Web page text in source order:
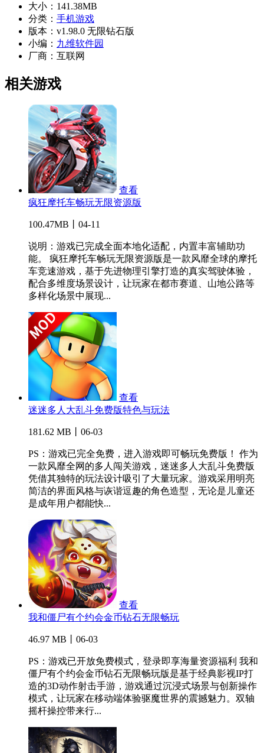
大小： 141.38MB
分类： 手机游戏
版本： v1.98.0 无限钻石版
小编： 九维软件园
厂商： 互联网
相关游戏
查看
疯狂摩托车畅玩无限资源版
100.47MB丨04-11
说明：游戏已完成全面本地化适配，内置丰富辅助功
能。 疯狂摩托车畅玩无限资源版是一款风靡全球的摩托
车竞速游戏，基于先进物理引擎打造的真实驾驶体验，
配合多维度场景设计，让玩家在都市赛道、山地公路等
多样化场景中展现...
查看
迷迷多人大乱斗免费版特色与玩法
181.62 MB丨06-03
PS：游戏已完全免费，进入游戏即可畅玩免费版！ 作为
一款风靡全网的多人闯关游戏，迷迷多人大乱斗免费版
凭借其独特的玩法设计吸引了大量玩家。游戏采用明亮
简洁的界面风格与诙谐逗趣的角色造型，无论是儿童还
是成年用户都能快...
查看
我和僵尸有个约会金币钻石无限畅玩
46.97 MB丨06-03
PS：游戏已开放免费模式，登录即享海量资源福利 我和
僵尸有个约会金币钻石无限畅玩版是基于经典影视IP打
造的3D动作射击手游，游戏通过沉浸式场景与创新操作
模式，让玩家在移动端体验驱魔世界的震撼魅力。双轴
摇杆操控带来行...